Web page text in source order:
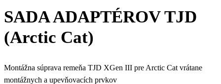
SADA ADAPTÉROV TJD
(Arctic Cat)
Montážna súprava remeňa TJD XGen III pre Arctic Cat vrátane
montážnych a upevňovacích prvkov